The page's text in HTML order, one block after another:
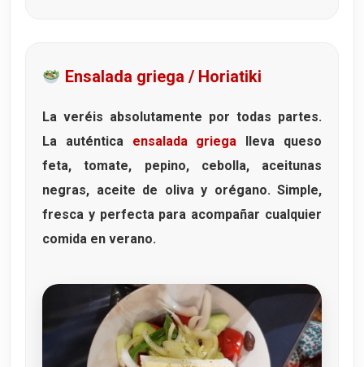
Ensalada griega / Horiatiki
La veréis absolutamente por todas partes.
La auténtica ensalada griega lleva queso
feta,tomate, pepino, cebolla, aceitunas
negras, aceite de oliva y orégano. Simple,
fresca y perfecta para acompañar cualquier
comida en verano.